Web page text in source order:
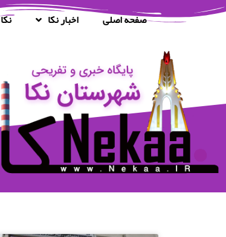
صفحه اصلی اخبار نکا نکا